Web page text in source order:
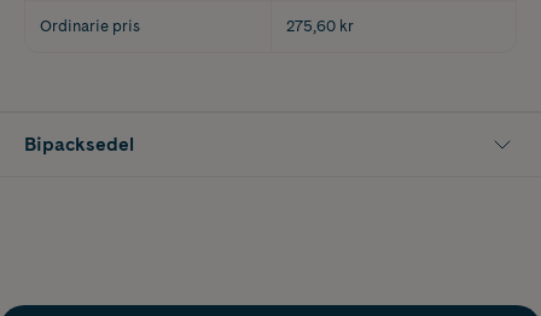
Ordinarie pris 275,60 kr
Bipacksedel